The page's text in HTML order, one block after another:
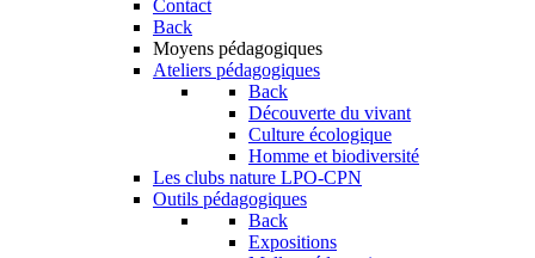
Contact
Back
Moyens pédagogiques
Ateliers pédagogiques
Back
Découverte du vivant
Culture écologique
Homme et biodiversité
Les clubs nature LPO-CPN
Outils pédagogiques
Back
Expositions